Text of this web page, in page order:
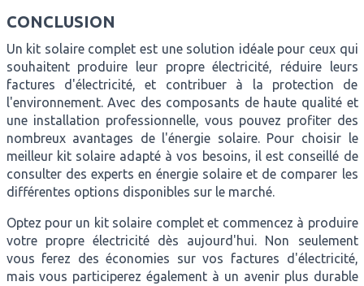
CONCLUSION
Un kit solaire complet est une solution idéale pour ceux qui
souhaitent produire leur propre électricité, réduire leurs
factures d'électricité, et contribuer à la protection de
l'environnement. Avec des composants de haute qualité et
une installation professionnelle, vous pouvez profiter des
nombreux avantages de l'énergie solaire. Pour choisir le
meilleur kit solaire adapté à vos besoins, il est conseillé de
consulter des experts en énergie solaire et de comparer les
différentes options disponibles sur le marché.
Optez pour un kit solaire complet et commencez à produire
votre propre électricité dès aujourd'hui. Non seulement
vous ferez des économies sur vos factures d'électricité,
mais vous participerez également à un avenir plus durable